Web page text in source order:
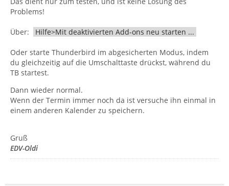
Problems!
Über: Hilfe>Mit deaktivierten Add-ons neu starten ...
Oder starte Thunderbird im abgesicherten Modus, indem
du gleichzeitig auf die Umschalttaste drückst, während du
TB startest.
Dann wieder normal.
Wenn der Termin immer noch da ist versuche ihn einmal in
einem anderen Kalender zu speichern.
Gruß
EDV-Oldi